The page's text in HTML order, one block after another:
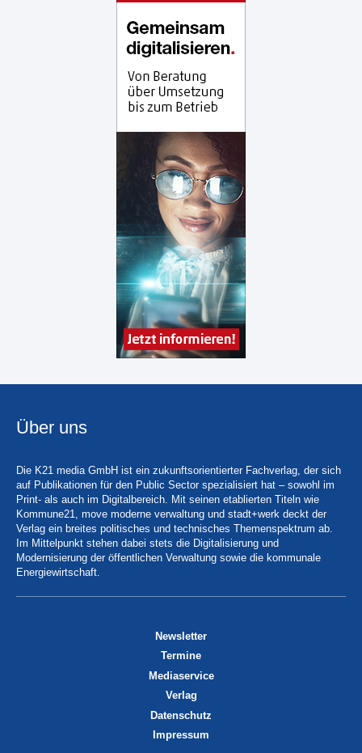
Über uns
Die K21 media GmbH ist ein zukunftsorientierter Fachverlag, der sich
auf Publikationen für den Public Sector spezialisiert hat – sowohl im
Print- als auch im Digitalbereich. Mit seinen etablierten Titeln wie
Kommune21, move moderne verwaltung und stadt+werk deckt der
Verlag ein breites politisches und technisches Themenspektrum ab.
Im Mittelpunkt stehen dabei stets die Digitalisierung und
Modernisierung der öffentlichen Verwaltung sowie die kommunale
Energiewirtschaft.
Newsletter
Termine
Mediaservice
Verlag
Datenschutz
Impressum